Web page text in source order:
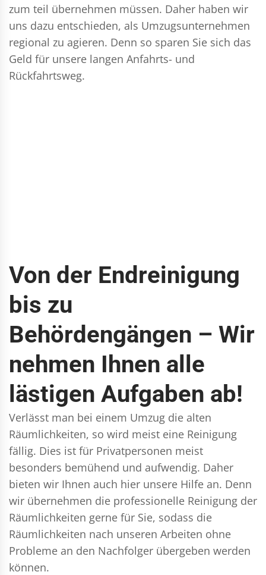
zum teil übernehmen müssen. Daher haben wir
uns dazu entschieden, als Umzugsunternehmen
regional zu agieren. Denn so sparen Sie sich das
Geld für unsere langen Anfahrts- und
Rückfahrtsweg.
Von der Endreinigung
bis zu
Behördengängen – Wir
nehmen Ihnen alle
lästigen Aufgaben ab!
Verlässt man bei einem Umzug die alten
Räumlichkeiten, so wird meist eine Reinigung
fällig. Dies ist für Privatpersonen meist
besonders bemühend und aufwendig. Daher
bieten wir Ihnen auch hier unsere Hilfe an. Denn
wir übernehmen die professionelle Reinigung der
Räumlichkeiten gerne für Sie, sodass die
Räumlichkeiten nach unseren Arbeiten ohne
Probleme an den Nachfolger übergeben werden
können.